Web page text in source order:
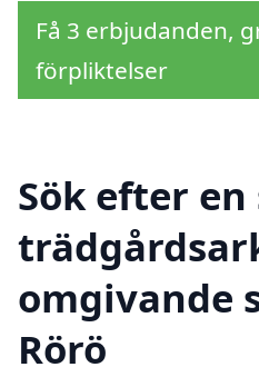
Få 3 erbjudanden,
förpliktelser
Sök efter
omgivande
Rörö